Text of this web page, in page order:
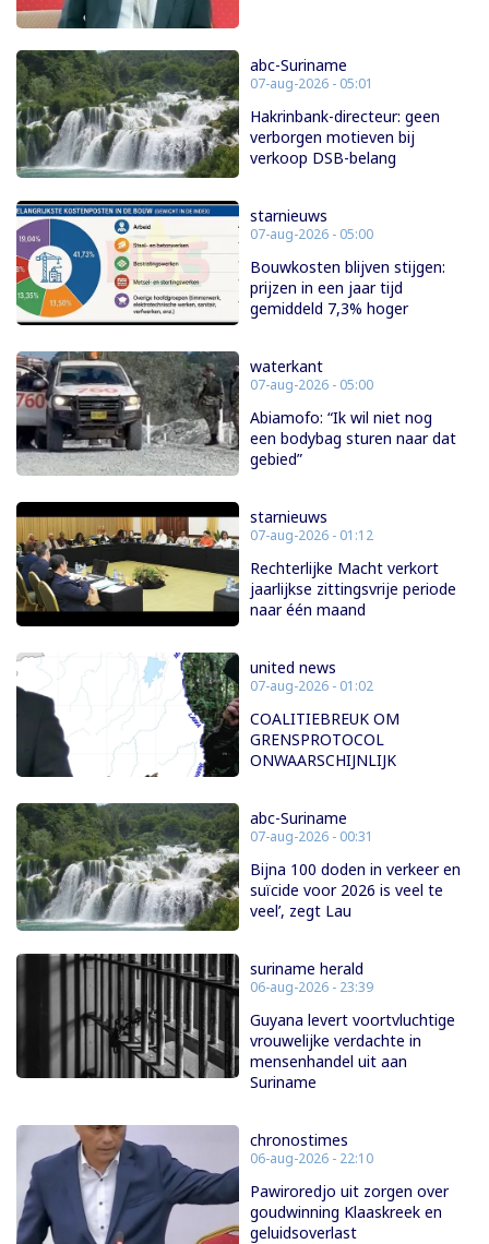
abc-Suriname
07-aug-2026 - 05:01
Hakrinbank-directeur: geen
verborgen motieven bij
verkoop DSB-belang
starnieuws
07-aug-2026 - 05:00
Bouwkosten blijven stijgen:
prijzen in een jaar tijd
gemiddeld 7,3% hoger
waterkant
07-aug-2026 - 05:00
Abiamofo: “Ik wil niet nog
een bodybag sturen naar dat
gebied”
starnieuws
07-aug-2026 - 01:12
Rechterlijke Macht verkort
jaarlijkse zittingsvrije periode
naar één maand
united news
07-aug-2026 - 01:02
COALITIEBREUK OM
GRENSPROTOCOL
ONWAARSCHIJNLIJK
abc-Suriname
07-aug-2026 - 00:31
Bijna 100 doden in verkeer en
suïcide voor 2026 is veel te
veel’, zegt Lau
suriname herald
06-aug-2026 - 23:39
Guyana levert voortvluchtige
vrouwelijke verdachte in
mensenhandel uit aan
Suriname
chronostimes
06-aug-2026 - 22:10
Pawiroredjo uit zorgen over
goudwinning Klaaskreek en
geluidsoverlast